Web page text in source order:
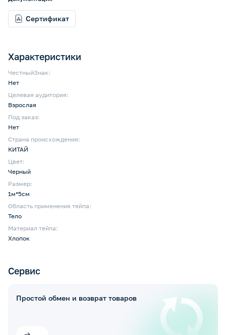
Характеристики
ЧестныйЗнак:
Нет
Целевая аудитория:
Взрослая
Под заказ:
Нет
Страна происхождения:
КИТАЙ
Цвет:
Черный
Размер:
1м*5см
Область применения тейпа:
Тело
Материал тейпа:
Хлопок
Сертификат
Сервис
Простой обмен и возврат товаров